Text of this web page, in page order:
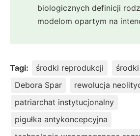
biologicznych definicji
modelom opartym na
Tagi: środki reprodukcji
Debora Spar
rewolucja
patriarchat instytucjonalny
pigułka antykoncepcyjna